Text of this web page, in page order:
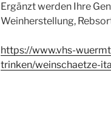
Ergänzt werden Ihre
Weinherstellung,
https://www.vhs-
trinken/weinschaetze-